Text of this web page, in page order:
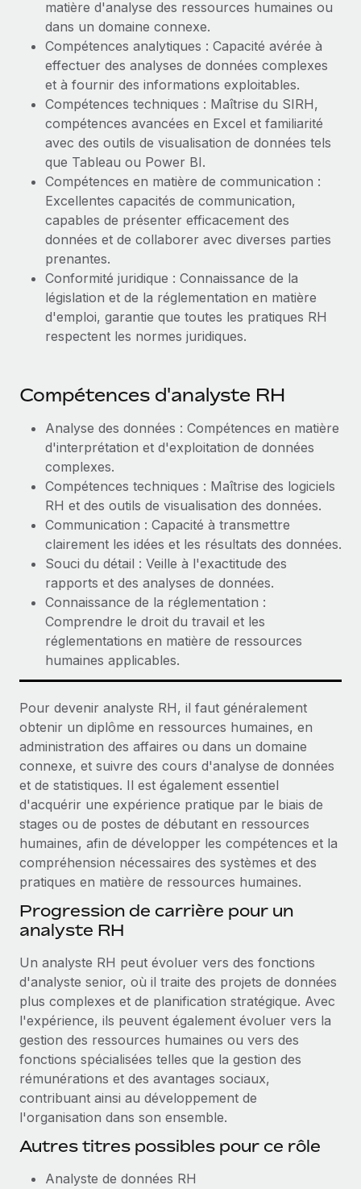
matière d'analyse des ressources humaines ou
dans un domaine connexe.
Compétences analytiques : Capacité avérée à
effectuer des analyses de données complexes
et à fournir des informations exploitables.
Compétences techniques : Maîtrise du SIRH,
compétences avancées en Excel et familiarité
avec des outils de visualisation de données tels
que Tableau ou Power BI.
Compétences en matière de communication :
Excellentes capacités de communication,
capables de présenter efficacement des
données et de collaborer avec diverses parties
prenantes.
Conformité juridique : Connaissance de la
législation et de la réglementation en matière
d'emploi, garantie que toutes les pratiques RH
respectent les normes juridiques.
Compétences d'analyste RH
Analyse des données : Compétences en matière
d'interprétation et d'exploitation de données
complexes.
Compétences techniques : Maîtrise des logiciels
RH et des outils de visualisation des données.
Communication : Capacité à transmettre
clairement les idées et les résultats des données.
Souci du détail : Veille à l'exactitude des
rapports et des analyses de données.
Connaissance de la réglementation :
Comprendre le droit du travail et les
réglementations en matière de ressources
humaines applicables.
Pour devenir analyste RH, il faut généralement
obtenir un diplôme en ressources humaines, en
administration des affaires ou dans un domaine
connexe, et suivre des cours d'analyse de données
et de statistiques. Il est également essentiel
d'acquérir une expérience pratique par le biais de
stages ou de postes de débutant en ressources
humaines, afin de développer les compétences et la
compréhension nécessaires des systèmes et des
pratiques en matière de ressources humaines.
Progression de carrière pour un
analyste RH
Un analyste RH peut évoluer vers des fonctions
d'analyste senior, où il traite des projets de données
plus complexes et de planification stratégique. Avec
l'expérience, ils peuvent également évoluer vers la
gestion des ressources humaines ou vers des
fonctions spécialisées telles que la gestion des
rémunérations et des avantages sociaux,
contribuant ainsi au développement de
l'organisation dans son ensemble.
Autres titres possibles pour ce rôle
Analyste de données RH